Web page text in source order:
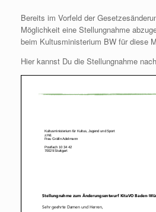
Bereits im Vorfeld der
Möglichkeit eine Stellungnahme
beim Kultusministerium BW für diese
Hier kannst Du die Stellungnahme